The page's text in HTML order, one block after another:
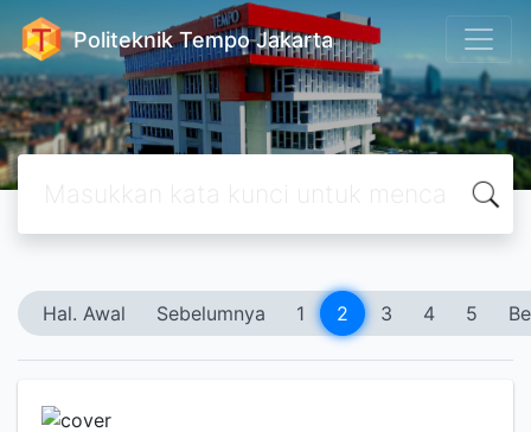
Politeknik Tempo Jakarta
Hal. Awal Sebelumnya 1 2 3 4 5